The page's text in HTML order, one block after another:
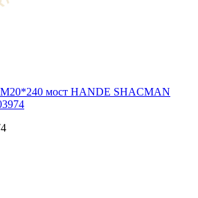
М20*240 мост HANDE SHACMAN